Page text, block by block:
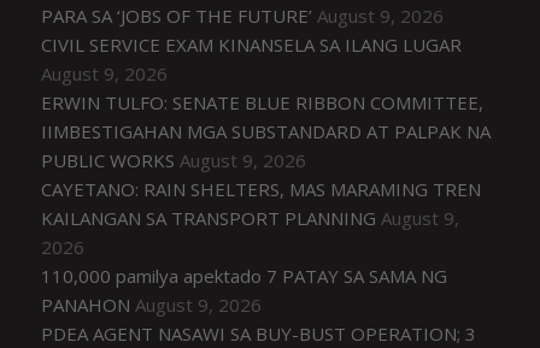
PARA SA ‘JOBS OF THE FUTURE’ August 9, 2026
CIVIL SERVICE EXAM KINANSELA SA ILANG LUGAR
August 9, 2026
ERWIN TULFO: SENATE BLUE RIBBON COMMITTEE,
IIMBESTIGAHAN MGA SUBSTANDARD AT PALPAK NA
PUBLIC WORKS August 9, 2026
CAYETANO: RAIN SHELTERS, MAS MARAMING TREN
KAILANGAN SA TRANSPORT PLANNING August 9,
2026
110,000 pamilya apektado 7 PATAY SA SAMA NG
PANAHON August 9, 2026
PDEA AGENT NASAWI SA BUY-BUST OPERATION; 3